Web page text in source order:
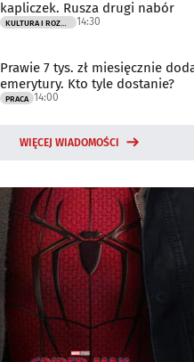
kapliczek. Rusza drugi nabór
14:30
Prawie 7 tys. zł miesięcznie
emerytury. Kto tyle dostanie?
PRACA 14:00
WIĘCEJ WIADOMOŚCI